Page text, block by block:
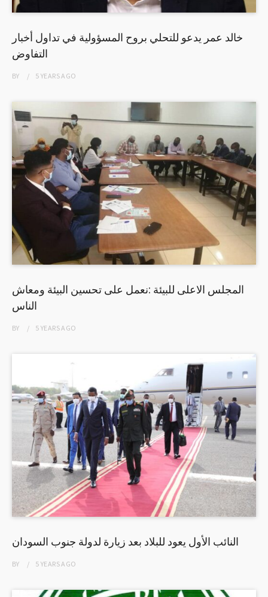
خالد عمر يدعو للتحلي بروح المسؤولية في تداول أخبار
التفاوض
BY 5 YEARSAGO
المجلس الاعلى للبيئة :نعمل على تحسين البيئة ومعاش
الناس
BY 5 YEARSAGO
النائب الأول يعود للبلاد بعد زيارة لدولة جنوب السودان
BY 5 YEARSAGO